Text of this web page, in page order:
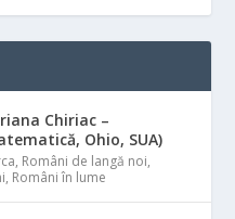
Chiriac –
Ohio, SUA)
, Români de langă noi,
, Români în lume